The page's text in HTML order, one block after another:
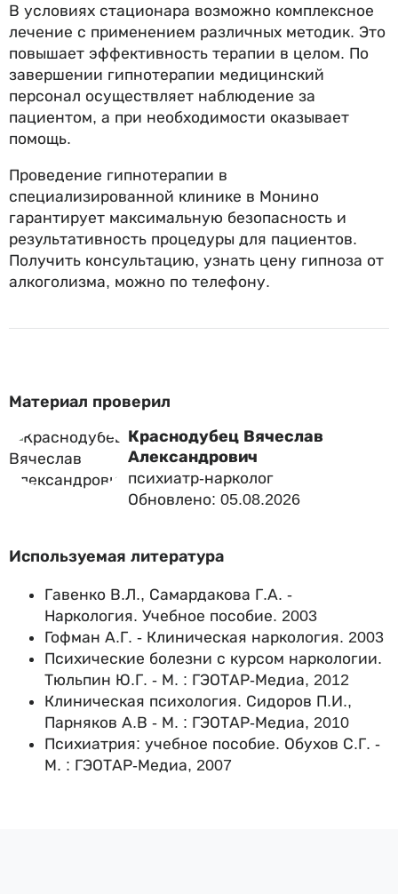
В условиях стационара возможно комплексное
лечение с применением различных методик. Это
повышает эффективность терапии в целом. По
завершении гипнотерапии медицинский
персонал осуществляет наблюдение за
пациентом, а при необходимости оказывает
помощь.
Проведение гипнотерапии в
специализированной клинике в Монино
гарантирует максимальную безопасность и
результативность процедуры для пациентов.
Получить консультацию, узнать цену гипноза от
алкоголизма, можно по телефону.
Материал проверил
Краснодубец Вячеслав
Александрович
психиатр-нарколог
Обновлено: 05.08.2026
Используемая литература
Гавенко В.Л., Самардакова Г.А. -
Наркология. Учебное пособие. 2003
Гофман А.Г. - Клиническая наркология. 2003
Психические болезни с курсом наркологии.
Тюльпин Ю.Г. - М. : ГЭОТАР-Медиа, 2012
Клиническая психология. Сидоров П.И.,
Парняков А.В - М. : ГЭОТАР-Медиа, 2010
Психиатрия: учебное пособие. Обухов С.Г. -
М. : ГЭОТАР-Медиа, 2007